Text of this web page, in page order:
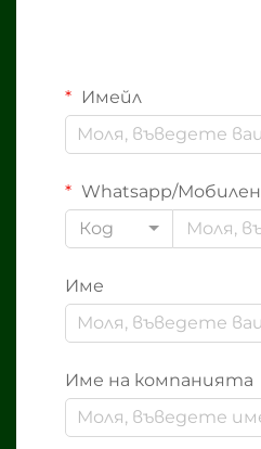
Имейл
Whatsapp/Мобилен
Код
Име
Име на компанията